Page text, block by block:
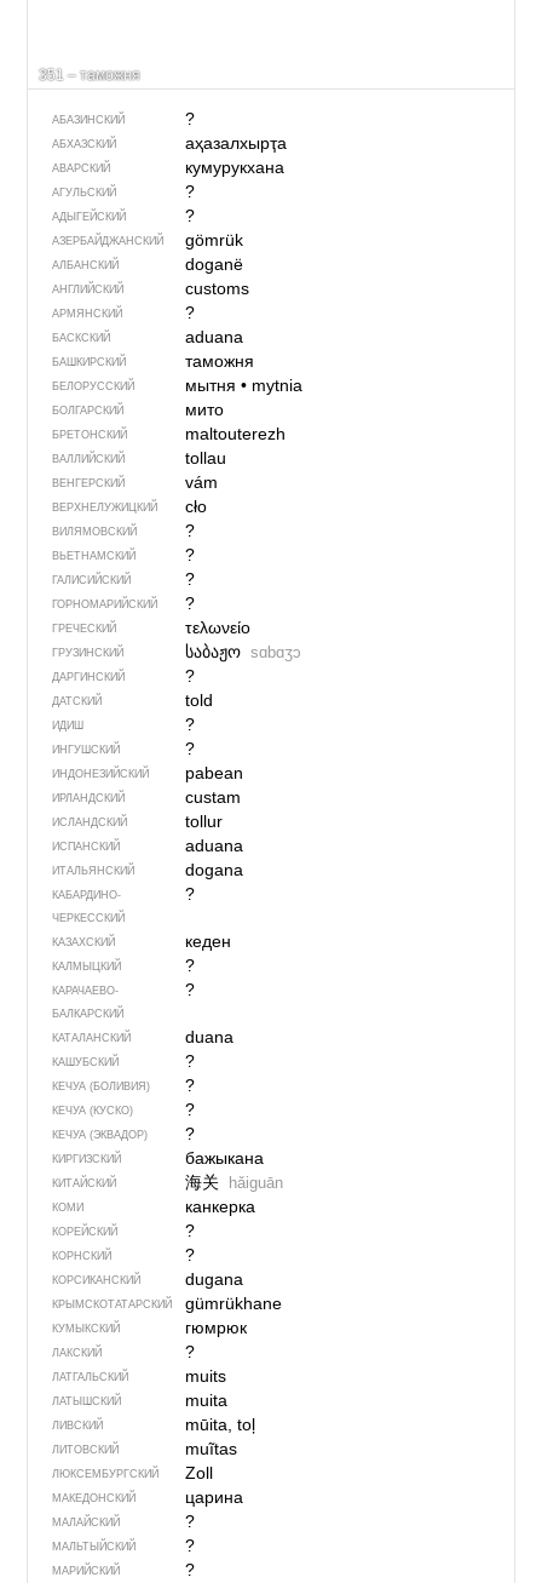
351 – таможня
АБАЗИНСКИЙ ?
АБХАЗСКИЙ аҳазалхырҭа
АВАРСКИЙ кумурукхана
АГУЛЬСКИЙ ?
АДЫГЕЙСКИЙ ?
АЗЕРБАЙДЖАН­СКИЙ gömrük
АЛБАНСКИЙ doganë
АНГЛИЙСКИЙ customs
АРМЯНСКИЙ ?
БАСКСКИЙ aduana
БАШКИРСКИЙ таможня
БЕЛОРУССКИЙ мытня• mytnia
БОЛГАРСКИЙ мито
БРЕТОНСКИЙ maltouterezh
ВАЛЛИЙСКИЙ tollau
ВЕНГЕРСКИЙ vám
ВЕРХНЕЛУЖИЦКИЙ cło
ВИЛЯМОВСКИЙ ?
ВЬЕТНАМСКИЙ ?
ГАЛИСИЙСКИЙ ?
ГОРНОМАРИЙСКИЙ ?
ГРЕЧЕСКИЙ τελωνείο
ГРУЗИНСКИЙ საბაჟო sɑbɑʒɔ
ДАРГИНСКИЙ ?
ДАТСКИЙ told
ИДИШ ?
ИНГУШСКИЙ ?
ИНДОНЕЗИЙСКИЙ pabean
ИРЛАНДСКИЙ custam
ИСЛАНДСКИЙ tollur
ИСПАНСКИЙ aduana
ИТАЛЬЯНСКИЙ dogana
КАБАРДИНО-
ЧЕРКЕССКИЙ
?
КАЗАХСКИЙ кеден
КАЛМЫЦКИЙ ?
КАРАЧАЕВО-
БАЛКАРСКИЙ
?
КАТАЛАНСКИЙ duana
КАШУБСКИЙ ?
КЕЧУА (БОЛИВИЯ) ?
КЕЧУА (КУСКО) ?
КЕЧУА (ЭКВАДОР) ?
КИРГИЗСКИЙ бажыкана
КИТАЙСКИЙ 海关 hǎiguān
КОМИ канкерка
КОРЕЙСКИЙ ?
КОРНСКИЙ ?
КОРСИКАНСКИЙ dugana
КРЫМСКО­ТАТАРСКИЙ gümrükhane
КУМЫКСКИЙ гюмрюк
ЛАКСКИЙ ?
ЛАТГАЛЬСКИЙ muits
ЛАТЫШСКИЙ muita
ЛИВСКИЙ mūita, toļ
ЛИТОВСКИЙ muĩtas
ЛЮКСЕМБУРГСКИЙ Zoll
МАКЕДОНСКИЙ царина
МАЛАЙСКИЙ ?
МАЛЬТЫЙСКИЙ ?
МАРИЙСКИЙ ?